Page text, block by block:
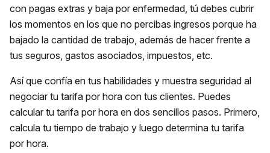
con pagas extras y baja por enfermedad, tú debes cubrir
los momentos en los que no percibas ingresos porque ha
bajado la cantidad de trabajo, además de hacer frente a
tus seguros, gastos asociados, impuestos, etc.
Así que confía en tus habilidades y muestra seguridad al
negociar tu tarifa por hora con tus clientes. Puedes
calcular tu tarifa por hora en dos sencillos pasos. Primero,
calcula tu tiempo de trabajo y luego determina tu tarifa
por hora.